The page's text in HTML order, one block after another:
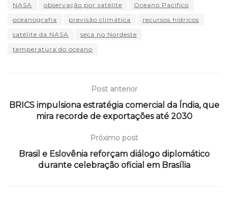
NASA
observação por satélite
Oceano Pacífico
oceanografia
previsão climática
recursos hídricos
satélite da NASA
seca no Nordeste
temperatura do oceano
Post anterior
BRICS impulsiona estratégia comercial da Índia, que
mira recorde de exportações até 2030
Próximo post
Brasil e Eslovênia reforçam diálogo diplomático
durante celebração oficial em Brasília